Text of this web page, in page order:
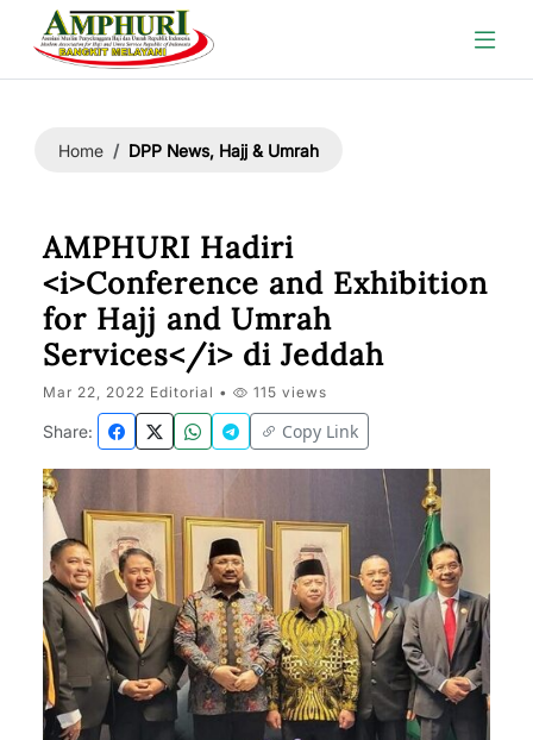
Home DPP News, Hajj & Umrah
AMPHURI Hadiri
<i>Conference and Exhibition
for Hajj and Umrah
Services</i> di Jeddah
Mar 22, 2022 Editorial • 115 views
Share: Copy Link